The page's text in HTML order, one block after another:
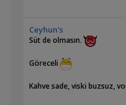
Ceyhun's
Süt de olmasın.
Göreceli
Kahve sade, viski buzsuz,